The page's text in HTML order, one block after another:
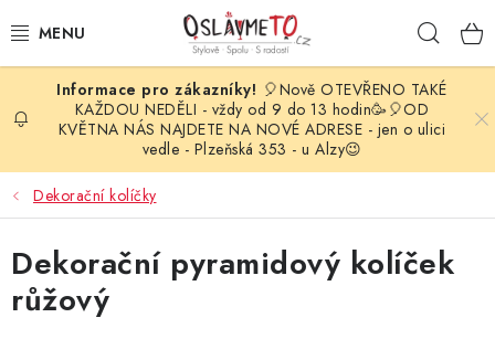
na
OSLAVA NAROZENIN
STYLOVÁ PARTY
DEKORACE A VÝZDOBA
BALÓNKY
KARNEVALOVÉ KOSTÝMY
🎈Nově OTEVŘENO TAKÉ
KAŽDOU NEDĚLI - vždy od 9 do 13 hodin🥳🎈OD
KVĚTNA NÁS NAJDETE NA NOVÉ ADRESE - jen o ulici
vedle - Plzeňská 353 - u Alzy😉
Dekorační kolíčky
Dekorační pyramidový kolíček
růžový